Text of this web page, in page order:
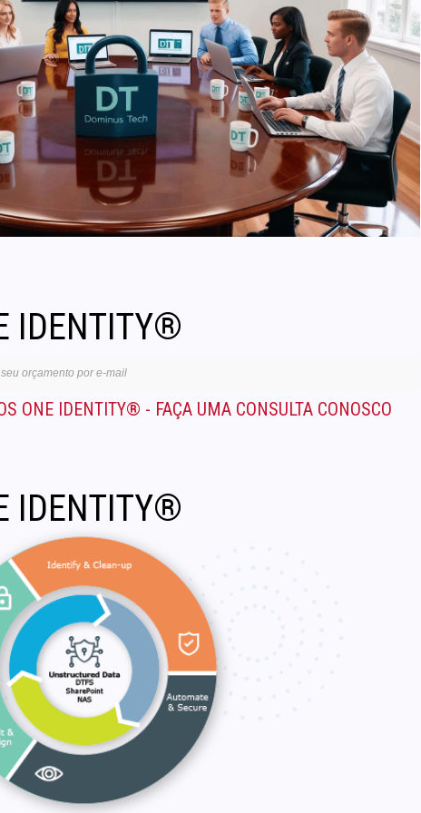
IDENTITY®
orçamento por e-mail
ONE IDENTITY® - FAÇA UMA CONSULTA CONOSCO
IDENTITY®